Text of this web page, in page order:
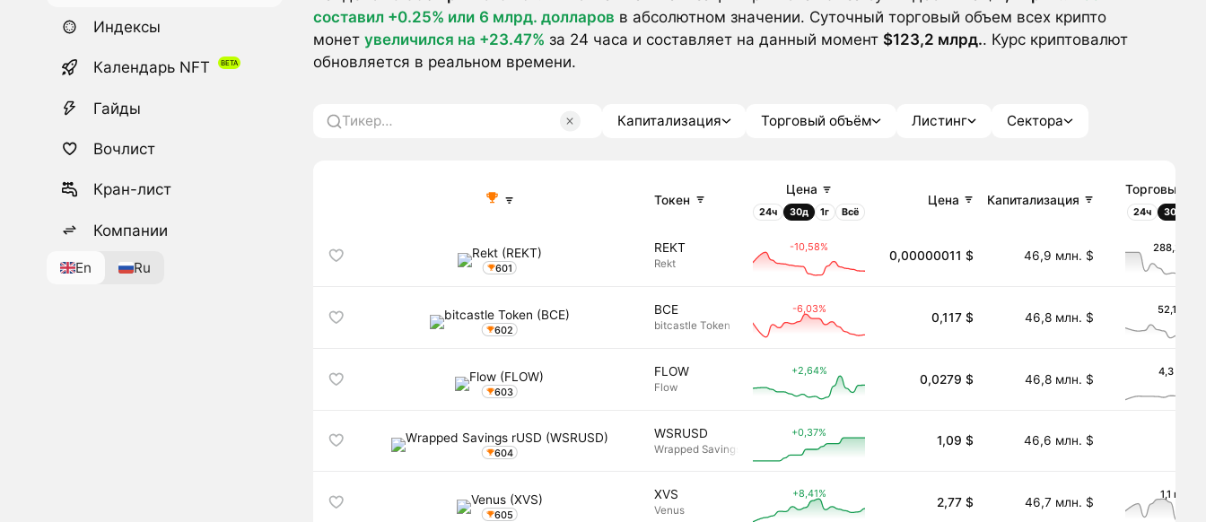
Индексы
Календарь NFT
Гайды
Вочлист
Кран-лист
Компании
En Ru
составил +0.25% или 6 млрд. долларов в абсолютном значении. Суточный торговый объем всех крипто
монет увеличился на +23.47% за 24 часа и составляет на данный момент $123,2 млрд.. Курс криптовалют
обновляется в реальном времени.
Капитализация Торговый объём Листинг Сектора
Токен
Цена
24ч 30д 1г Всё
Цена Капитализация
Торговый
24ч 30д
601
REKT
Rekt
-10,58%
0,00000011 $ 46,9 млн. $
288,2
602
BCE
bitcastle Token
-6,03%
0,117 $ 46,8 млн. $
52,1 тыс.
603
FLOW
Flow
+2,64%
0,0279 $ 46,8 млн. $
4,3 млн.
604
WSRUSD
Wrapped Savings rUSD
+0,37%
1,09 $ 46,6 млн. $
605
XVS
Venus
+8,41%
2,77 $ 46,7 млн. $
1,1 млн. $